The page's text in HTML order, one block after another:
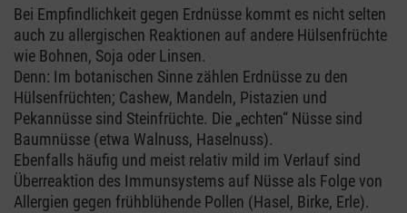
Bei Empfindlichkeit gegen Erdnüsse kommt es nicht selten
auch zu allergischen Reaktionen auf andere Hülsenfrüchte
wie Bohnen, Soja oder Linsen.
Denn: Im botanischen Sinne zählen Erdnüsse zu den
Hülsenfrüchten; Cashew, Mandeln, Pistazien und
Pekannüsse sind Steinfrüchte. Die „echten“ Nüsse sind
Baumnüsse (etwa Walnuss, Haselnuss).
Ebenfalls häufig und meist relativ mild im Verlauf sind
Überreaktion des Immunsystems auf Nüsse als Folge von
Allergien gegen frühblühende Pollen (Hasel, Birke, Erle).